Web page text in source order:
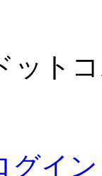
ット
グイン